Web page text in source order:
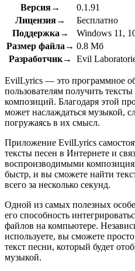
Версия→
0.1.91
Лицензия→
Бесплатно
Поддержка→
Windows 11,
Размер файла→ 0.8 Мб
Разработчик→
Evil
EvilLyrics — это программное
пользователям получить
композиций. Благодаря этой
может наслаждаться музыкой,
погружаясь в их смысл.
Приложение EvilLyrics
тексты песен в Интернете и
воспроизводимыми
быстр, и вы сможете найти
всего за несколько секунд.
Одной из самых полезных
его способность
файлов на компьютере.
используете, вы сможете
текст песни, который будет
музыкой.